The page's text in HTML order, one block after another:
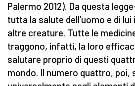
Palermo 2012). Da questa
tutta la salute dell’uomo e di
altre creature. Tutte le
traggono, infatti, la loro
salutare proprio di questi
mondo. Il numero quattro, poi,